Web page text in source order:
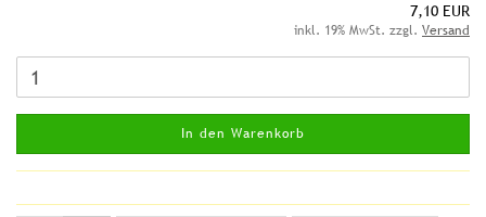
7,10 EUR
inkl. 19% MwSt. zzgl. Versand
In den Warenkorb